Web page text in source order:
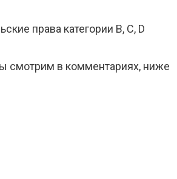
права категории B, C, D
смотрим в комментариях, ниже